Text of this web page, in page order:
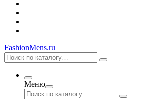
FashionMens.ru
Меню